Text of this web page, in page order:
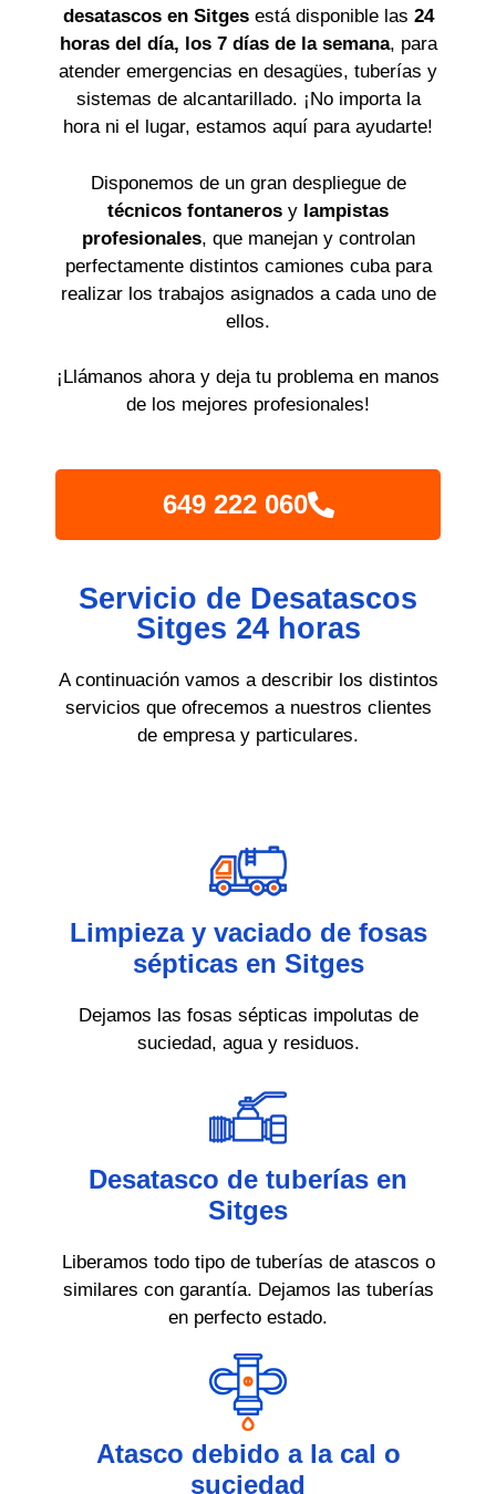
desatascos en Sitgesestá disponible las 24
horas del día, los 7 días de la semana, para
atender emergencias en desagües, tuberías y
sistemas de alcantarillado. ¡No importa la
hora ni el lugar, estamos aquí para ayudarte!
Disponemos de un gran despliegue de
técnicos fontaneros y lampistas
profesionales, que manejan y controlan
perfectamente distintos camiones cuba para
realizar los trabajos asignados a cada uno de
ellos.
¡Llámanos ahora y deja tu problema en manos
de los mejores profesionales!
649 222 060
Servicio de Desatascos
Sitges 24 horas
A continuación vamos a describir los distintos
servicios que ofrecemos a nuestros clientes
de empresa y particulares.
Limpieza y vaciado de fosas
sépticas en Sitges
Dejamos las fosas sépticas impolutas de
suciedad, agua y residuos.
Desatasco de tuberías en
Sitges
Liberamos todo tipo de tuberías de atascos o
similares con garantía. Dejamos las tuberías
en perfecto estado.
Atasco debido a la cal o
suciedad